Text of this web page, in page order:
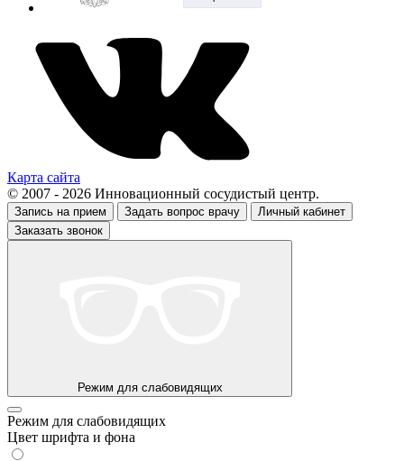
Карта сайта
© 2007 - 2026 Инновационный сосудистый центр.
Запись на прием Задать вопрос врачу
Личный кабинет
Заказать звонок
Режим для слабовидящих
Режим для слабовидящих
Цвет шрифта и фона